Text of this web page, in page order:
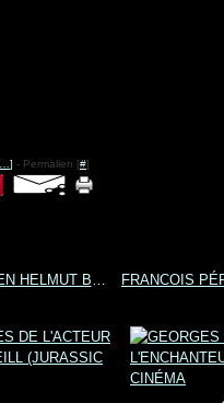
] - Permalien [#]
DÉCÈS DE L'ACTEUR AUTRICHIEN HELMUT BERGER